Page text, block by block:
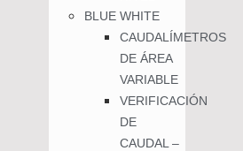
BLUE WHITE
CAUDALÍMETROS
DE ÁREA
VARIABLE
VERIFICACIÓN
DE
CAUDAL –